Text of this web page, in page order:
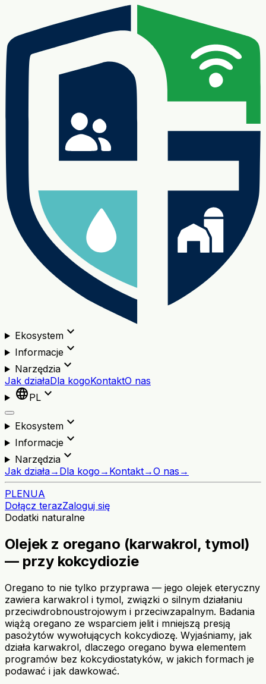
Ekosystemexpand_more
Informacjeexpand_more
Narzędziaexpand_more
Jak działaDla kogoKontaktO nas
languagePL expand_more
Ekosystemexpand_more
Informacjeexpand_more
Narzędziaexpand_more
Jak działa→ Dla kogo → Kontakt→O nas →
PLENUA
Dołącz terazZaloguj się
Dodatki naturalne
Olejek z oregano (karwakrol, tymol)
— przy kokcydiozie
Oregano to nie tylko przyprawa — jego olejek eteryczny
zawiera karwakrol i tymol, związki o silnym działaniu
przeciwdrobnoustrojowym i przeciwzapalnym. Badania
wiążą oregano ze wsparciem jelit i mniejszą presją
pasożytów wywołujących kokcydiozę. Wyjaśniamy, jak
działa karwakrol, dlaczego oregano bywa elementem
programów bez kokcydiostatyków, w jakich formach je
podawać i jak dawkować.